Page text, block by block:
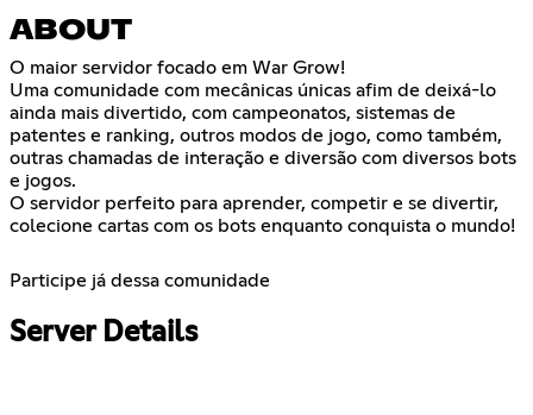
ABOUT
O maior servidor focado em War Grow!
Uma comunidade com mecânicas únicas afim de deixá-lo
ainda mais divertido, com campeonatos, sistemas de
patentes e ranking, outros modos de jogo, como também,
outras chamadas de interação e diversão com diversos bots
e jogos.
O servidor perfeito para aprender, competir e se divertir,
colecione cartas com os bots enquanto conquista o mundo!
Participe já dessa comunidade
Server Details